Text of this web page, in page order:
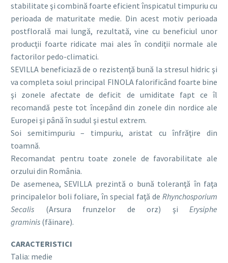
stabilitate şi combină foarte eficient înspicatul timpuriu cu
perioada de maturitate medie. Din acest motiv perioada
postflorală mai lungă, rezultată, vine cu beneficiul unor
producţii foarte ridicate mai ales în condiţii normale ale
factorilor pedo-climatici.
SEVILLA beneficiază de o rezistenţă bună la stresul hidric şi
va completa soiul principal FINOLA falorificând foarte bine
şi zonele afectate de deficit de umiditate fapt ce îl
recomandă peste tot începând din zonele din nordice ale
Europei şi până în sudul şi estul extrem.
Soi semitimpuriu – timpuriu, aristat cu înfrăţire din
toamnă.
Recomandat pentru toate zonele de favorabilitate ale
orzului din România.
De asemenea, SEVILLA prezintă o bună toleranţă în faţa
principalelor boli foliare, în special faţă de Rhynchosporium
Secalis (Arsura frunzelor de orz) şi Erysiphe
graminis (făinare).
CARACTERISTICI
Talia: medie